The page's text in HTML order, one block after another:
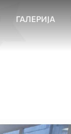
ГАЛЕРИЈА